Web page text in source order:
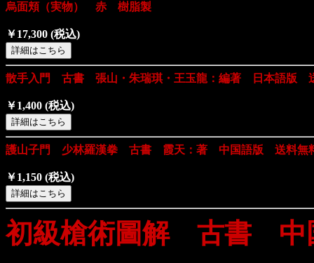
烏面頬（実物） 赤 樹脂製
￥17,300 (税込)
散手入門 古書 張山・朱瑞琪・王玉龍：編著 日本語版
￥1,400 (税込)
護山子門 少林羅漢拳 古書 霞天：著 中国語版 送料無
￥1,150 (税込)
初級槍術圖解 古書